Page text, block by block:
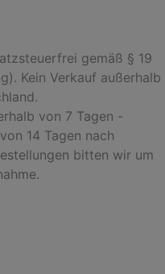
gemäß § 19
Kein Verkauf außerhalb
von 7 Tagen -
14 Tagen nach
bitten wir um